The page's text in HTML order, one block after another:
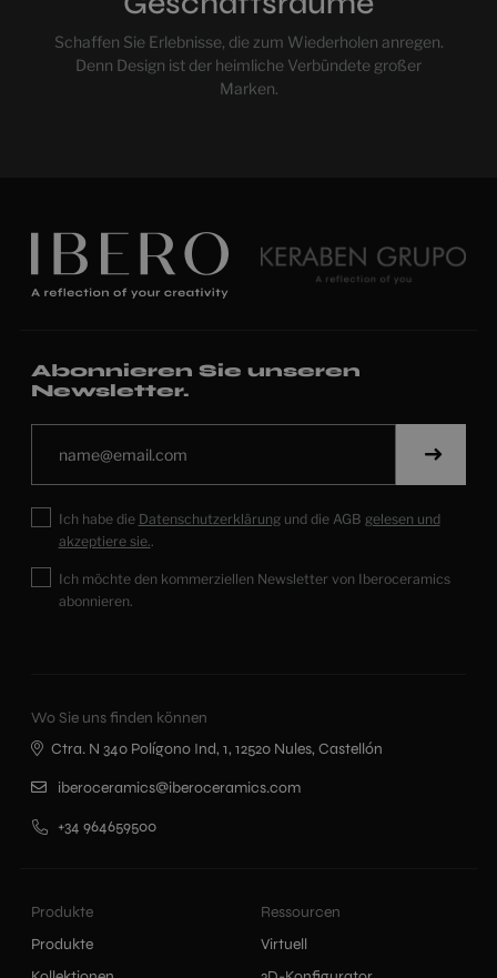
Schaffen Sie Erlebnisse, die zum Wiederholen anregen.
Denn Design ist der heimliche Verbündete großer
Marken.
Abonnieren Sie unseren
Newsletter.
Ich habe die Datenschutzerklärungund die AGB gelesen und
akzeptiere sie..
Ich möchte den kommerziellen Newsletter von Iberoceramics
abonnieren.
Produkte
Produkte
Ressourcen
Virtuell
Wo Sie uns finden können
Ctra. N 340 Polígono Ind, 1, 12520 Nules, Castellón
iberoceramics@iberoceramics.com
+34 964659500